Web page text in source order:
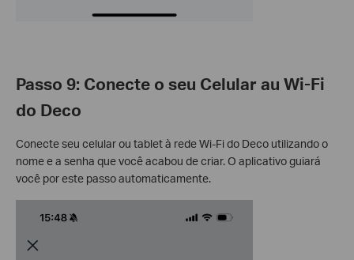
Passo 9: Conecte o seu Celular au Wi-Fi
do Deco
Conecte seu celular ou tablet à rede Wi-Fi do Deco utilizando o
nome e a senha que você acabou de criar. O aplicativo guiará
você por este passo automaticamente.